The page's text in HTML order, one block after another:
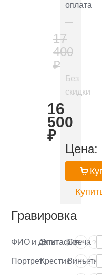
оплата
17
400
₽
Без
скидки
16
500
₽
Цена:
Гравировка
ФИО и даты ?
Портрет ?
Эпитафия ?
Крестик ?
Свеча
Виньетка